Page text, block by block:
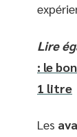
Lire
: le
1 litre
Les